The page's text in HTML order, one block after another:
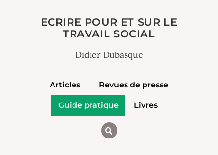
ECRIRE POUR ET SUR LE
TRAVAIL SOCIAL
Didier Dubasque
Articles Revues de presse
Guide pratique Livres